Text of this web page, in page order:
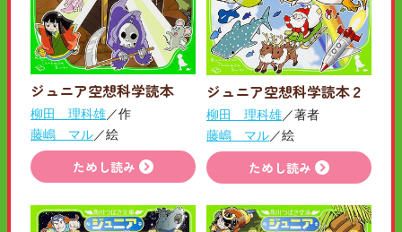
ジュニア空想科学読本
柳田 理科雄／作
藤嶋 マル／絵
ためし読み
ジュニア空想科学読本２
柳田 理科雄／著者
藤嶋 マル／絵
ためし読み